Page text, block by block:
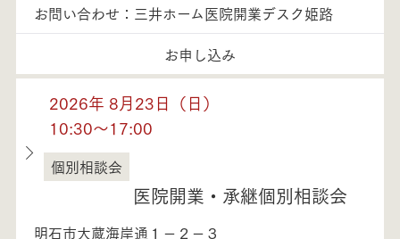
お問い合わせ：三井ホーム医院開業デスク姫路
お申し込み
2026年 8月23日（日）
10:30～17:00
兵庫県
個別相談会
医院開業・承継個別相談会
明石市大蔵海岸通１－２－３